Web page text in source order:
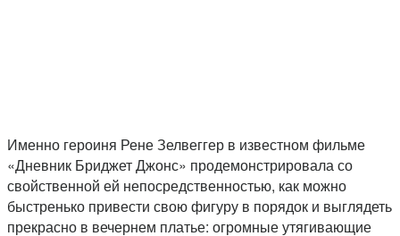
Именно героиня Рене Зелвеггер в известном фильме
«Дневник Бриджет Джонс» продемонстрировала со
свойственной ей непосредственностью, как можно
быстренько привести свою фигуру в порядок и выглядеть
прекрасно в вечернем платье: огромные утягивающие